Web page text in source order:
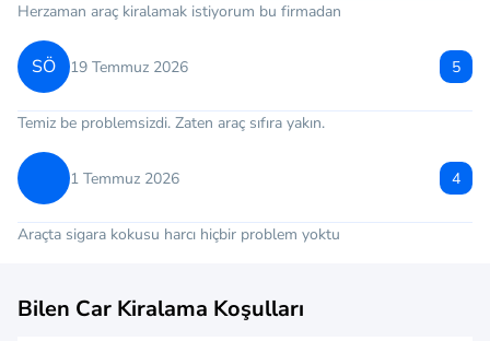
Herzaman araç kiralamak istiyorum bu firmadan
SÖ 19 Temmuz 2026 5
Temiz be problemsizdi. Zaten araç sıfıra yakın.
1 Temmuz 2026 4
Araçta sigara kokusu harcı hiçbir problem yoktu
Bilen Car Kiralama Koşulları